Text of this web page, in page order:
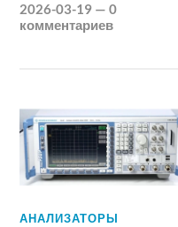
2026-03-19 —0
комментариев
АНАЛИЗАТОРЫ